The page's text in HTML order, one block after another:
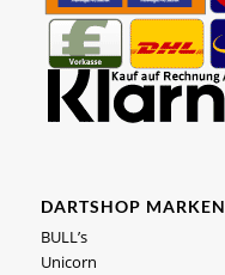
DARTSHOP MARKEN
BULL’s
Unicorn